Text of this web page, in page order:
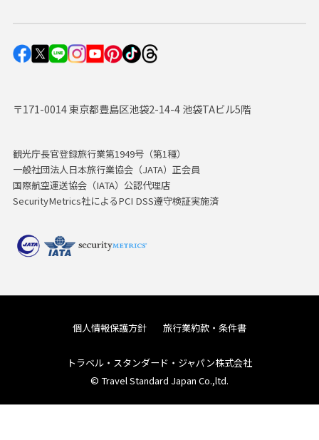
〒171-0014 東京都豊島区池袋2-14-4 池袋TAビル5階
観光庁長官登録旅行業第1949号（第1種）
一般社団法人日本旅行業協会（JATA）正会員
国際航空運送協会（IATA）公認代理店
SecurityMetrics社によるPCI DSS遵守検証実施済
個人情報保護方針 旅行業約款・条件書
トラベル・スタンダード・ジャパン株式会社
© Travel Standard Japan Co.,ltd.